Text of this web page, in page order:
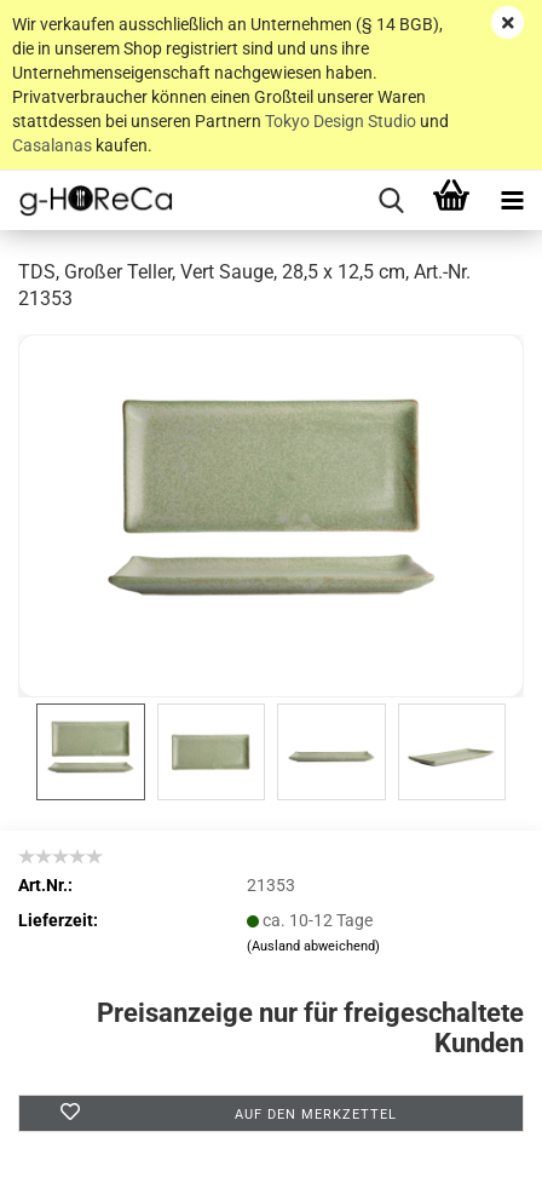
Wir verkaufen ausschließlich an Unternehmen (§ 14 BGB),
die in unserem Shop registriert sind und uns ihre
Unternehmenseigenschaft nachgewiesen haben.
Privatverbraucher können einen Großteil unserer Waren
stattdessen bei unseren Partnern Tokyo Design Studio und
Casalanas kaufen.
TDS, Großer Teller, Vert Sauge, 28,5 x 12,5 cm, Art.-Nr.
21353
Art.Nr.:
21353
Lieferzeit:
ca. 10-12 Tage
(Ausland abweichend)
Preisanzeige nur für freigeschaltete
Kunden
AUF DEN MERKZETTEL